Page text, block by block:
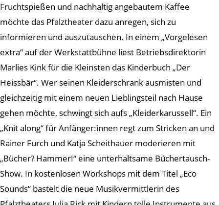
Fruchtspießen und nachhaltig angebautem Kaffee
möchte das Pfalztheater dazu anregen, sich zu
informieren und auszutauschen. In einem „Vorgelesen
extra“ auf der Werkstattbühne liest Betriebsdirektorin
Marlies Kink für die Kleinsten das Kinderbuch „Der
Heissbär“. Wer seinen Kleiderschrank ausmisten und
gleichzeitig mit einem neuen Lieblingsteil nach Hause
gehen möchte, schwingt sich aufs „Kleiderkarussell“. Ein
„Knit along“ für Anfänger:innen regt zum Stricken an und
Rainer Furch und Katja Scheithauer moderieren mit
„Bücher? Hammer!“ eine unterhaltsame Büchertausch-
Show. In kostenlosen Workshops mit dem Titel „Eco
Sounds“ bastelt die neue Musikvermittlerin des